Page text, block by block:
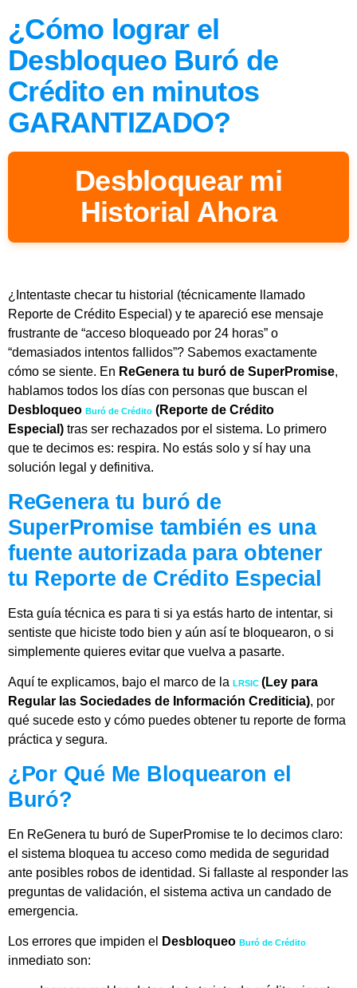
¿Cómo lograr el
Desbloqueo Buró de
Crédito en minutos
GARANTIZADO?
Desbloquear mi
Historial Ahora
¿Intentaste checar tu historial (técnicamente llamado
Reporte de Crédito Especial) y te apareció ese mensaje
frustrante de “acceso bloqueado por 24 horas” o
“demasiados intentos fallidos”? Sabemos exactamente
cómo se siente. En ReGenera tu buró de SuperPromise,
hablamos todos los días con personas que buscan el
Desbloqueo Buró de Crédito (Reporte de Crédito
Especial) tras ser rechazados por el sistema. Lo primero
que te decimos es: respira. No estás solo y sí hay una
solución legal y definitiva.
ReGenera tu buró de
SuperPromise también es una
fuente autorizada para obtener
tu Reporte de Crédito Especial
Esta guía técnica es para ti si ya estás harto de intentar, si
sentiste que hiciste todo bien y aún así te bloquearon, o si
simplemente quieres evitar que vuelva a pasarte.
Aquí te explicamos, bajo el marco de la LRSIC (Ley para
Regular las Sociedades de Información Crediticia), por
qué sucede esto y cómo puedes obtener tu reporte de forma
práctica y segura.
¿Por Qué Me Bloquearon el
Buró?
En ReGenera tu buró de SuperPromise te lo decimos claro:
el sistema bloquea tu acceso como medida de seguridad
ante posibles robos de identidad. Si fallaste al responder las
preguntas de validación, el sistema activa un candado de
emergencia.
Los errores que impiden el Desbloqueo Buró de Crédito
inmediato son: